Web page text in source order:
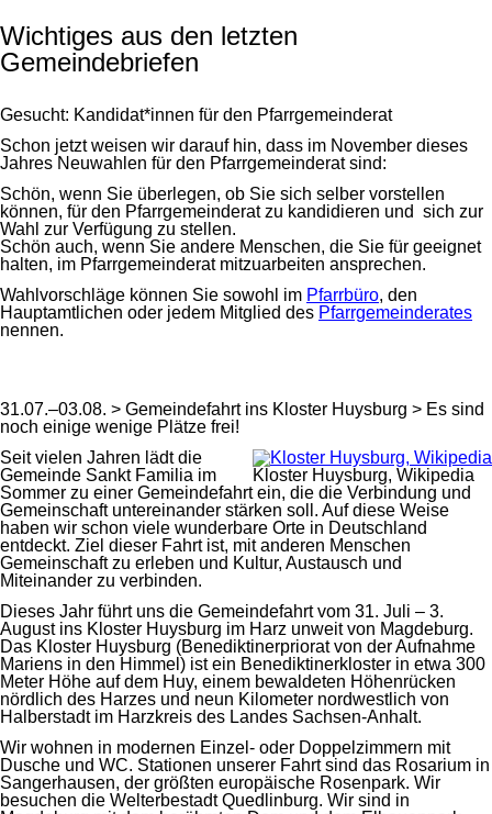
Wichtiges aus den letzten
Gemeindebriefen
Gesucht: Kandidat*innen für den Pfarrgemeinderat
Schon jetzt weisen wir darauf hin, dass im November dieses
Jahres Neuwahlen für den Pfarrgemeinderat sind:
Schön, wenn Sie überlegen, ob Sie sich selber vorstellen
können, für den Pfarrgemeinderat zu kandidieren und sich zur
Wahl zur Verfügung zu stellen.
Schön auch, wenn Sie andere Menschen, die Sie für geeignet
halten, im Pfarrgemeinderat mitzuarbeiten ansprechen.
Wahlvorschläge können Sie sowohl im Pfarrbüro, den
Hauptamtlichen oder jedem Mitglied des Pfarrgemeinderates
nennen.
31.07.–03.08. > Gemeindefahrt ins Kloster Huysburg > Es sind
noch einige wenige Plätze frei!
Kloster Huysburg, Wikipedia
Seit vielen Jahren lädt die
Gemeinde Sankt Familia im
Sommer zu einer Gemeindefahrt ein, die die Verbindung und
Gemeinschaft untereinander stärken soll. Auf diese Weise
haben wir schon viele wunderbare Orte in Deutschland
entdeckt. Ziel dieser Fahrt ist, mit anderen Menschen
Gemeinschaft zu erleben und Kultur, Austausch und
Miteinander zu verbinden.
Dieses Jahr führt uns die Gemeindefahrt vom 31. Juli – 3.
August ins Kloster Huysburg im Harz unweit von Magdeburg.
Das Kloster Huysburg (Benediktinerpriorat von der Aufnahme
Mariens in den Himmel) ist ein Benediktinerkloster in etwa 300
Meter Höhe auf dem Huy, einem bewaldeten Höhenrücken
nördlich des Harzes und neun Kilometer nordwestlich von
Halberstadt im Harzkreis des Landes Sachsen-Anhalt.
Wir wohnen in modernen Einzel- oder Doppelzimmern mit
Dusche und WC. Stationen unserer Fahrt sind das Rosarium in
Sangerhausen, der größten europäische Rosenpark. Wir
besuchen die Welterbestadt Quedlinburg. Wir sind in